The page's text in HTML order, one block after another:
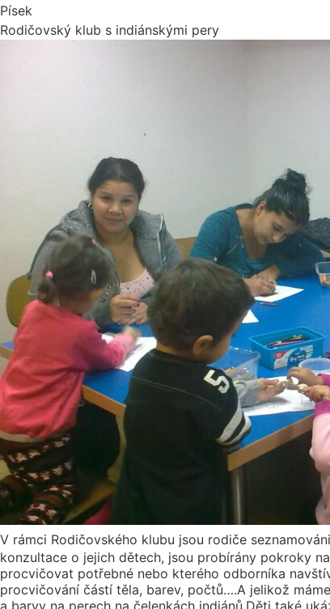
Písek
Rodičovský klub s indiánskými pery
V rámci Rodičovského klubu jsou rodiče
konzultace o jejich dětech, jsou probírány pokroky
procvičovat potřebné nebo kterého odborníka
procvičování částí těla, barev, počtů….A jelikož
a barvy na perech na čelenkách indiánů.Děti také